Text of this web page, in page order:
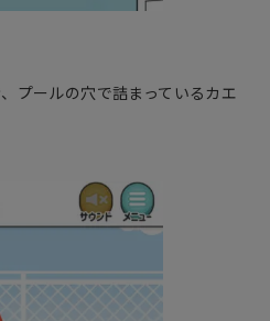
プールの穴で詰まっているカエ